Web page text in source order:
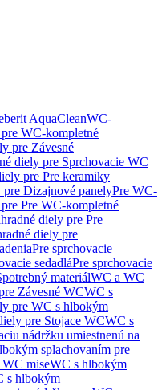
AquaCleanWC-
WC-kompletné
pre Závesné
diely pre Sprchovacie WC
pre Pre keramiky
pre Dizajnové panelyPre WC-
Pre WC-kompletné
diely pre Pre
diely pre
Pre sprchovacie
sedadláPre sprchovacie
materiálWC a WC
Závesné WCWC s
pre WC s hlbokým
pre Stojace WCWC s
nádržku umiestnenú na
splachovaním pre
WC miseWC s hlbokým
s hlbokým